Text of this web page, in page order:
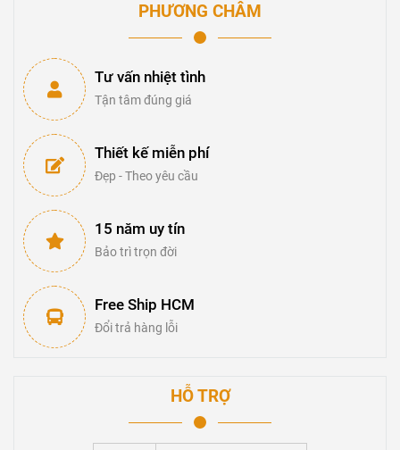
PHƯƠNG CHÂM
Tư vấn nhiệt tình
Tận tâm đúng giá
Thiết kế miễn phí
Đẹp - Theo yêu cầu
15 năm uy tín
Bảo trì trọn đời
Free Ship HCM
Đổi trả hàng lỗi
HỖ TRỢ